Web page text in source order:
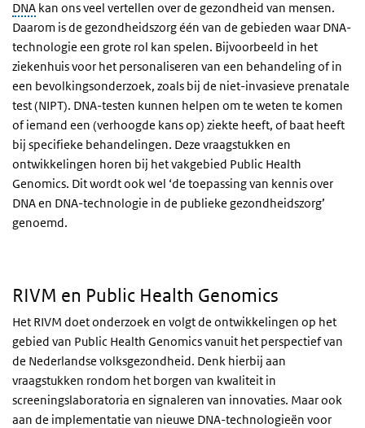
DNA kan ons veel vertellen over de gezondheid van mensen.
Daarom is de gezondheidszorg één van de gebieden waar DNA-
technologie een grote rol kan spelen. Bijvoorbeeld in het
ziekenhuis voor het personaliseren van een behandeling of in
een bevolkingsonderzoek, zoals bij de niet-invasieve prenatale
test (NIPT). DNA-testen kunnen helpen om te weten te komen
of iemand een (verhoogde kans op) ziekte heeft, of baat heeft
bij specifieke behandelingen. Deze vraagstukken en
ontwikkelingen horen bij het vakgebied Public Health
Genomics. Dit wordt ook wel ‘de toepassing van kennis over
DNA en DNA-technologie in de publieke gezondheidszorg’
genoemd.
RIVM en Public Health Genomics
Het RIVM doet onderzoek en volgt de ontwikkelingen op het
gebied van Public Health Genomicsvanuit het perspectief van
de Nederlandse volksgezondheid. Denk hierbij aan
vraagstukken rondom het borgen van kwaliteit in
screeningslaboratoria en signaleren van innovaties. Maar ook
aan de implementatie van nieuwe DNA-technologieën voor